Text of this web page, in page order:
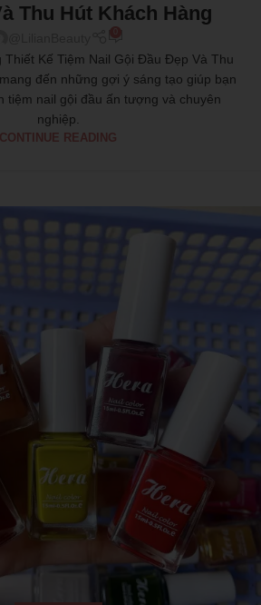
Thu Hút Khách Hàng
Thiết Kế Tiệm Nail Gội Đầu Đẹp Và Thu
đến những gợi ý sáng tạo giúp bạn
tiệm nail gội đầu ấn tượng và chuyên
nghiệp.
CONTINUE READING